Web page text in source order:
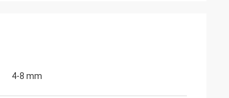
4-8 mm